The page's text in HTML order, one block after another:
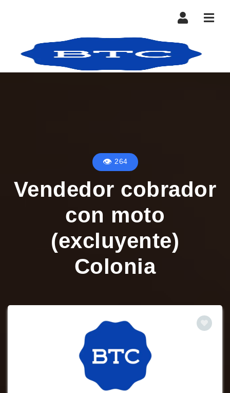
264
Vendedor cobrador
con moto
(excluyente)
Colonia